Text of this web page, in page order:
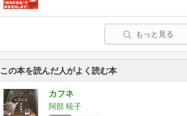
もっと見る
この本を読んだ人がよく読む本
カフネ
阿部 暁子